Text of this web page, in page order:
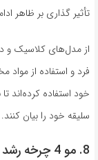
تأثیر گذاری بر ظاهر
از مدل‌های کلاسیک و
فرد و استفاده از
خود استفاده
سلیقه خود را بیان کنند.
8. مو 4 چرخه رشد دارد !